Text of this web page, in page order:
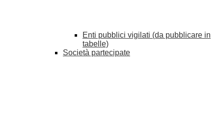
Enti pubblici vigilati (da pubblicare in
tabelle)
Società partecipate